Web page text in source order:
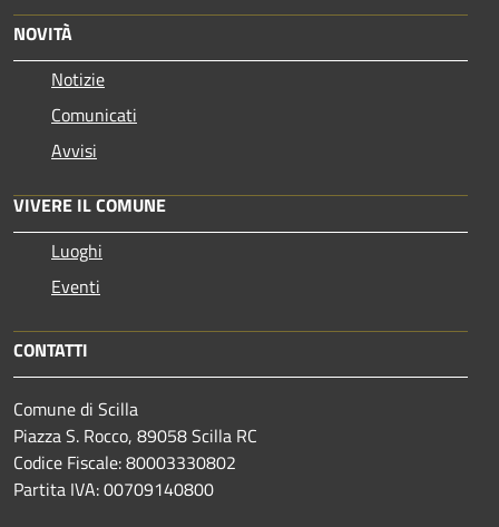
NOVITÀ
Notizie
Comunicati
Avvisi
VIVERE IL COMUNE
Luoghi
Eventi
CONTATTI
Comune di Scilla
Piazza S. Rocco, 89058 Scilla RC
Codice Fiscale: 80003330802
Partita IVA: 00709140800